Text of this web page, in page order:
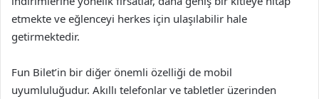
etmekte ve eğlenceyi herkes için ulaşılabilir hale
getirmektedir.
Fun Bilet’in bir diğer önemli özelliği de mobil
uyumluluğudur. Akıllı telefonlar ve tabletler üzerinden